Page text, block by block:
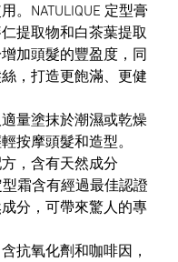
。NATULIQUE 定型膏
提取物和白茶葉提取
加頭髮的豐盈度，同
，打造更飽滿、更健
量塗抹於潮濕或乾燥
按摩頭髮和造型。
，含有天然成分
型霜含有經過最佳認證
分，可帶來驚人的專
抗氧化劑和咖啡因，